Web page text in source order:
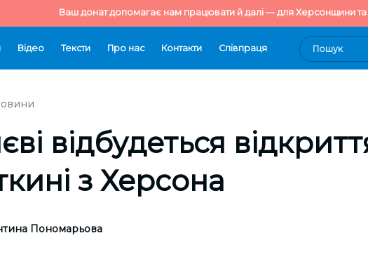
Ваш донат допомагає нам працювати й далі — для Херсонщини та
Відео Тексти Про нас Контакти Cпівпраця
відбудеться
з Херсона
Пономарьова